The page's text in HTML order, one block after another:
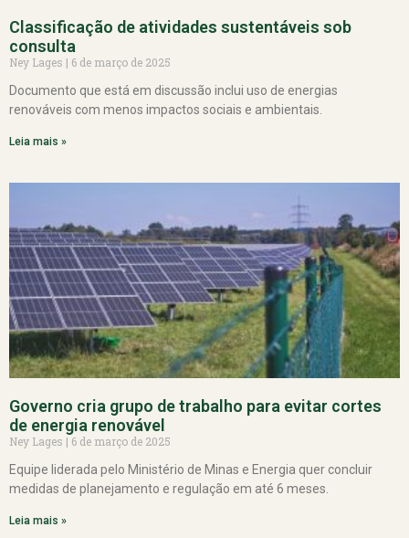
Classificação de atividades sustentáveis sob
consulta
Ney Lages
6 de março de 2025
Documento que está em discussão inclui uso de energias
renováveis com menos impactos sociais e ambientais.
Leia mais »
Governo cria grupo de trabalho para evitar cortes
de energia renovável
Ney Lages
6 de março de 2025
Equipe liderada pelo Ministério de Minas e Energia quer concluir
medidas de planejamento e regulação em até 6 meses.
Leia mais »